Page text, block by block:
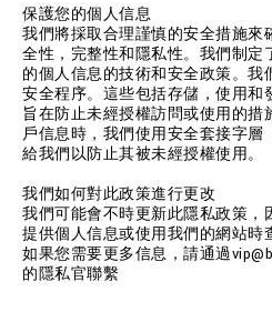
保護您的個人信息
我們將採取合理謹慎的安全措施來
全性，完整性和隱私性。我們制定
的個人信息的技術和安全政策。我
安全程序。這些包括存儲，使用和
旨在防止未經授權訪問或使用的
戶信息時，我們使用安全套接字層
給我們以防止其被未經授權使用。
我們如何對此政策進行更改
我們可能會不時更新此隱私政策，
提供個人信息或使用我們的網站時
如果您需要更多信息，請通過
的隱私官聯繫